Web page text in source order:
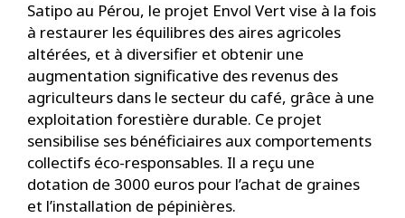
Satipo au Pérou, le projet Envol Vert vise à la fois
à restaurer les équilibres des aires agricoles
altérées, et à diversifier et obtenir une
augmentation significative des revenus des
agriculteurs dans le secteur du café, grâce à une
exploitation forestière durable. Ce projet
sensibilise ses bénéficiaires aux comportements
collectifs éco-responsables. Il a reçu une
dotation de 3000 euros pour l’achat de graines
et l’installation de pépinières.